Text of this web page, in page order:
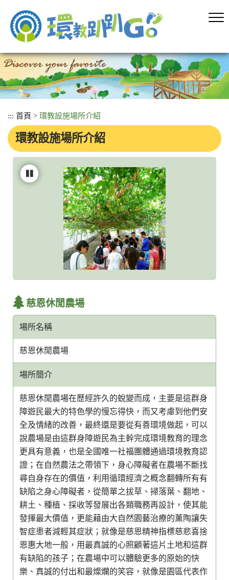
容
塊
::: 首頁 > 環教設施場所介紹
環教設施場所介紹
慈恩休閒農場
場所名稱
慈恩休閒農場
場所簡介
慈恩休閒農場在歷經許久的蛻變而成，主要是這群身
障遊民最大的特色學的慢忘得快，而又考慮到他們安
全及情緒的改善，最終還是要從有善環境做起，可以
說農場是由這群身障遊民為主幹完成環境教育的理念
更具有意義，也是全國唯一社福團體通過環境教育認
證；在自然農法之帶領下，身心障礙者在農場不斷找
尋自身存在的價值，利用循環經濟之概念翻轉所有有
缺陷之身心障礙者，從簡單之拔草、掃落葉、翻地、
耕土、種植、採收等發展出各類職務再設計，使其能
發揮最大價值，更能藉由大自然園藝治療的薰陶讓失
智症患者減輕其症狀；就像是慈恩精神指標慈悲喜捨
恩惠大地一般，用最真誠的心照顧著這片土地和這群
有缺陷的孩子；在農場中可以體驗更多的原始的快
樂、真誠的付出和最燦爛的笑容，就像是園區代表作